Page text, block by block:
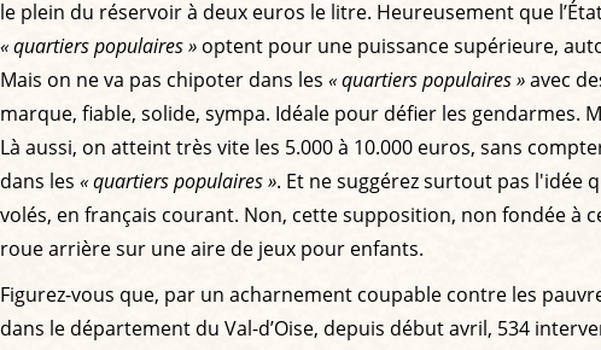
le plein du réservoir à deux euros le litre. Heureusement que
« quartiers populaires » optent pour une puissance supérieure,
Mais on ne va pas chipoter dans les « quartiers populaires »avec
marque, fiable, solide, sympa. Idéale pour défier les gendarmes.
Là aussi, on atteint très vite les 5.000 à 10.000 euros, sans
dans les « quartiers populaires ». Et ne suggérez surtout pas l'idée
volés, en français courant. Non, cette supposition, non fondée à
roue arrière sur une aire de jeux pour enfants.
Figurez-vous que, par un acharnement coupable contre les
dans le département du Val-d’Oise, depuis début avril, 534